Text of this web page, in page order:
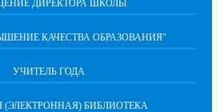
ДИРЕКТОРА ШКОЛЫ
КАЧЕСТВА ОБРАЗОВАНИЯ"
УЧИТЕЛЬ ГОДА
(ЭЛЕКТРОННАЯ) БИБЛИОТЕКА